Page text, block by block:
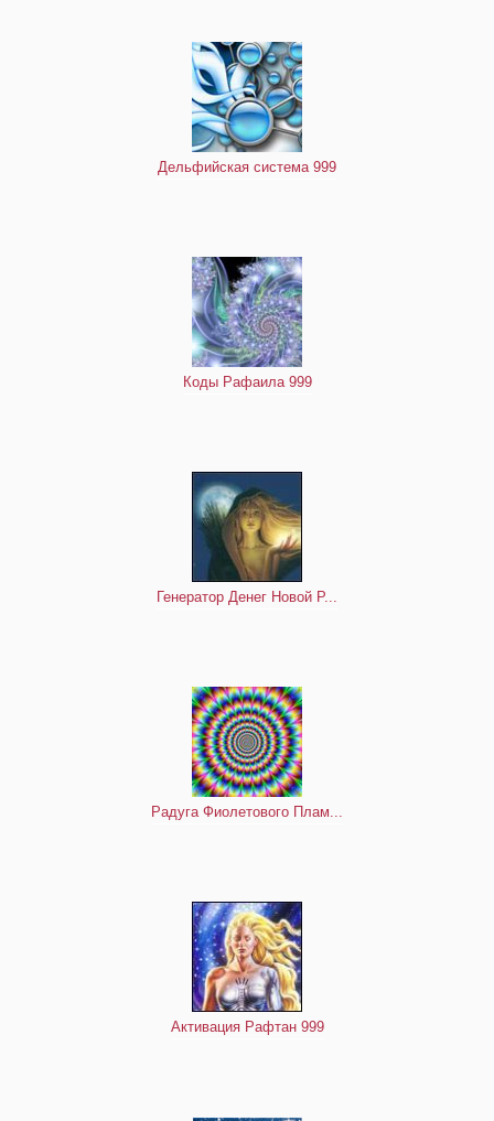
Дельфийская система 999
Коды Рафаила 999
Генератор Денег Новой Р...
Радуга Фиолетового Плам...
Активация Рафтан 999